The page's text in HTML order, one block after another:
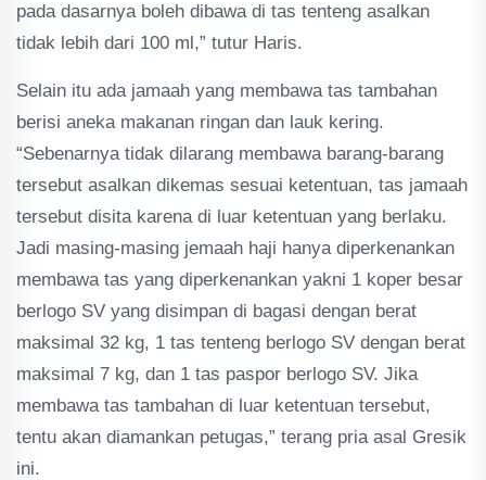
pada dasarnya boleh dibawa di tas tenteng asalkan
tidak lebih dari 100 ml,” tutur Haris.
Selain itu ada jamaah yang membawa tas tambahan
berisi aneka makanan ringan dan lauk kering.
“Sebenarnya tidak dilarang membawa barang-barang
tersebut asalkan dikemas sesuai ketentuan, tas jamaah
tersebut disita karena di luar ketentuan yang berlaku.
Jadi masing-masing jemaah haji hanya diperkenankan
membawa tas yang diperkenankan yakni 1 koper besar
berlogo SV yang disimpan di bagasi dengan berat
maksimal 32 kg, 1 tas tenteng berlogo SV dengan berat
maksimal 7 kg, dan 1 tas paspor berlogo SV. Jika
membawa tas tambahan di luar ketentuan tersebut,
tentu akan diamankan petugas,” terang pria asal Gresik
ini.